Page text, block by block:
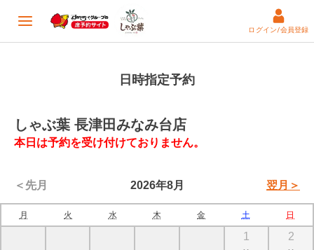
ログイン/会員登録
日時指定予約
しゃぶ葉 長津田みなみ台店
本日は予約を受け付けておりません。
＜先月 2026年8月 翌月＞
月 火 水 木 金 土 日
1
2